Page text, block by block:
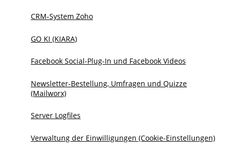
CRM-System Zoho
GO KI (KIARA)
Facebook Social-Plug-In und Facebook Videos
Newsletter-Bestellung, Umfragen und Quizze
(Mailworx)
Server Logfiles
Verwaltung der Einwilligungen (Cookie-Einstellungen)